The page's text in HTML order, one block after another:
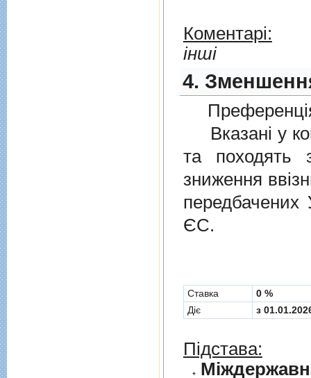
Коментарі:
інші
4.
Вказані у
та походять
зниження
передбачених
ЄС.
Cтавка
0 %
Діє
з
Підстава: